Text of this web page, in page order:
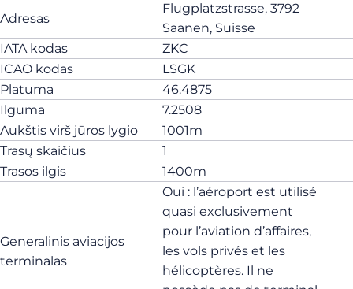
Adresas
Flugplatzstrasse, 3792
Saanen, Suisse
IATA kodas
ZKC
ICAO kodas
LSGK
Platuma
46.4875
Ilguma
7.2508
Aukštis virš jūros lygio
1001m
Trasų skaičius
1
Trasos ilgis
1400m
Generalinis aviacijos
terminalas
Oui : l’aéroport est utilisé
quasi exclusivement
pour l’aviation d’affaires,
les vols privés et les
hélicoptères. Il ne